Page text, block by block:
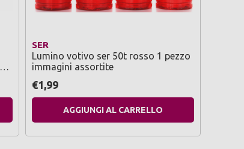
SER
Lumino votivo ser 50t rosso 1 pezzo
immagini assortite
€1,99
AGGIUNGI AL CARRELLO